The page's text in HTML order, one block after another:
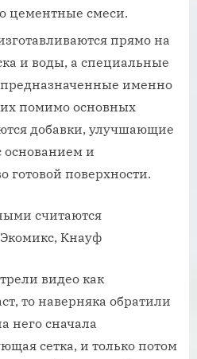
цементные смеси.
прямо на
и воды, а специальные
предназначенные именно
помимо основных
добавки, улучшающие
основанием и
поверхности.
видео как
то наверняка обратили
него сначала
сетка, и только потом